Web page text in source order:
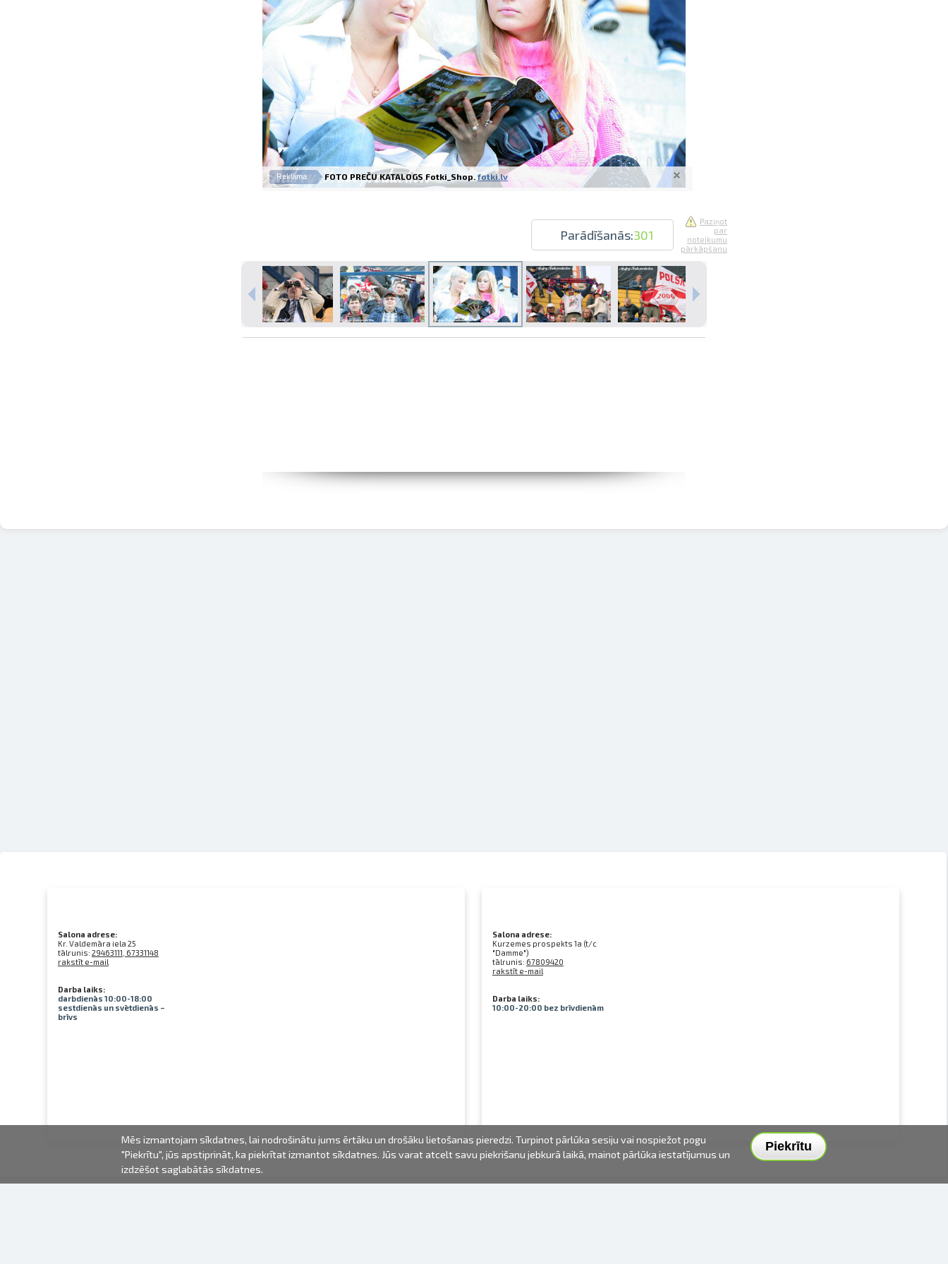
Izdrukas 1h laikā Rīgā – pasūtiet tiešsaistē
Dažādi formāti un papīra veidi jūsu foto
Piegāde visā Latvijā vai saņemšana klātienē
Reklāma FOTO PREČU KATALOGS Fotki_Shop. fotki.lv
Parādīšanās:301
Paziņot
par
noteikumu
pārkāpšanu
Salona adrese:
Kr. Valdemāra iela 25
tālrunis: 29463111, 67331148
rakstīt e-mail
Darba laiks:
darbdienās 10:00-18:00
sestdienās un svētdienās –
brīvs
Salona adrese:
Kurzemes prospekts 1a (t/c
"Damme")
tālrunis: 67809420
rakstīt e-mail
Darba laiks:
10:00-20:00 bez brīvdienām
Piekrītu
Mēs izmantojam sīkdatnes, lai nodrošinātu jums ērtāku un drošāku lietošanas pieredzi. Turpinot pārlūka sesiju vai nospiežot pogu
"Piekrītu", jūs apstiprināt, ka piekrītat izmantot sīkdatnes. Jūs varat atcelt savu piekrišanu jebkurā laikā, mainot pārlūka iestatījumus un
izdzēšot saglabātās sīkdatnes.